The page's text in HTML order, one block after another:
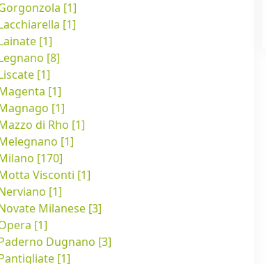
[1]
[1]
[1]
[8]
[1]
[1]
[1]
di Rho [1]
[1]
[170]
Visconti [1]
[1]
Milanese [3]
[1]
Dugnano [3]
[1]